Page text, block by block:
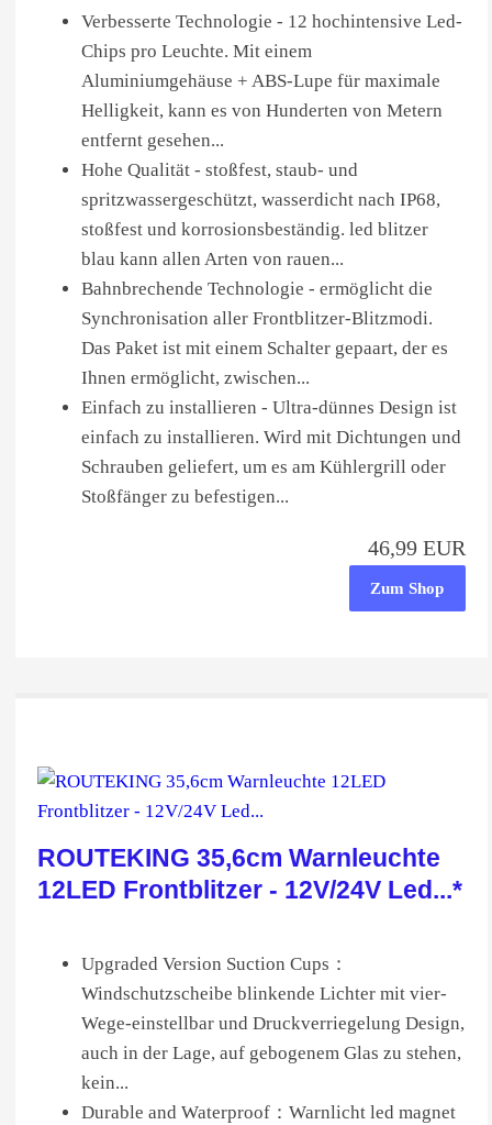
Verbesserte Technologie - 12 hochintensive Led-
Chips pro Leuchte. Mit einem
Aluminiumgehäuse + ABS-Lupe für maximale
Helligkeit, kann es von Hunderten von Metern
entfernt gesehen...
Hohe Qualität - stoßfest, staub- und
spritzwassergeschützt, wasserdicht nach IP68,
stoßfest und korrosionsbeständig. led blitzer
blau kann allen Arten von rauen...
Bahnbrechende Technologie - ermöglicht die
Synchronisation aller Frontblitzer-Blitzmodi.
Das Paket ist mit einem Schalter gepaart, der es
Ihnen ermöglicht, zwischen...
Einfach zu installieren - Ultra-dünnes Design ist
einfach zu installieren. Wird mit Dichtungen und
Schrauben geliefert, um es am Kühlergrill oder
Stoßfänger zu befestigen...
46,99 EUR
Zum Shop
ROUTEKING 35,6cm Warnleuchte
12LED Frontblitzer - 12V/24V Led...*
Upgraded Version Suction Cups：
Windschutzscheibe blinkende Lichter mit vier-
Wege-einstellbar und Druckverriegelung Design,
auch in der Lage, auf gebogenem Glas zu stehen,
kein...
Durable and Waterproof：Warnlicht led magnet